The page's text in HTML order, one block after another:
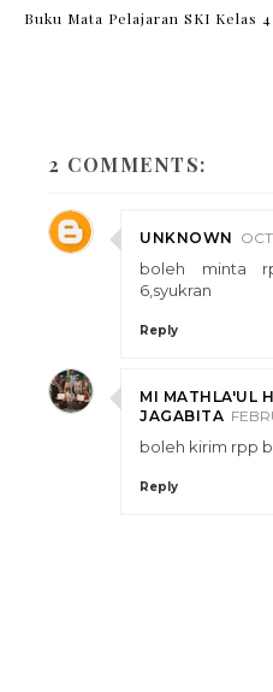
Buku Mata Pelajaran SKI Kelas
2 COMMENTS:
UNKNOWN
boleh minta
6,syukran
Reply
MI MATHLA'UL
JAGABITA
boleh kirim rpp
Reply